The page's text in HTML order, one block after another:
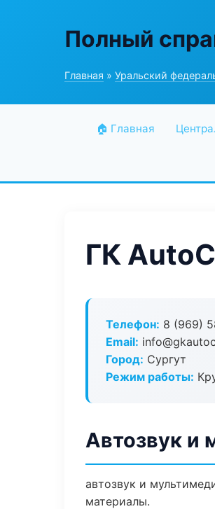
Полный
Главная » Уральский
🏠 Главная
ГК
Телефон: 8 (969)
Email:
Город: Сургут
Режим работы:
Автозвук и
автозвук и
материалы.